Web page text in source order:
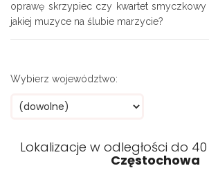
oprawę skrzypiec czy kwartet
jakiej muzyce na ślubie marzycie?
Wybierz województwo:
Lokalizacje w odległości do
Częstochowa